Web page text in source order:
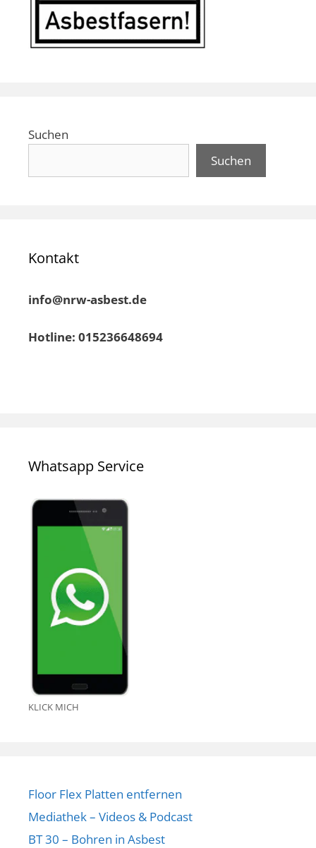
Suchen
Suchen
Kontakt
info@nrw-asbest.de
Hotline: 015236648694
Whatsapp Service
KLICK MICH
Floor Flex Platten entfernen
Mediathek – Videos & Podcast
BT 30 – Bohren in Asbest